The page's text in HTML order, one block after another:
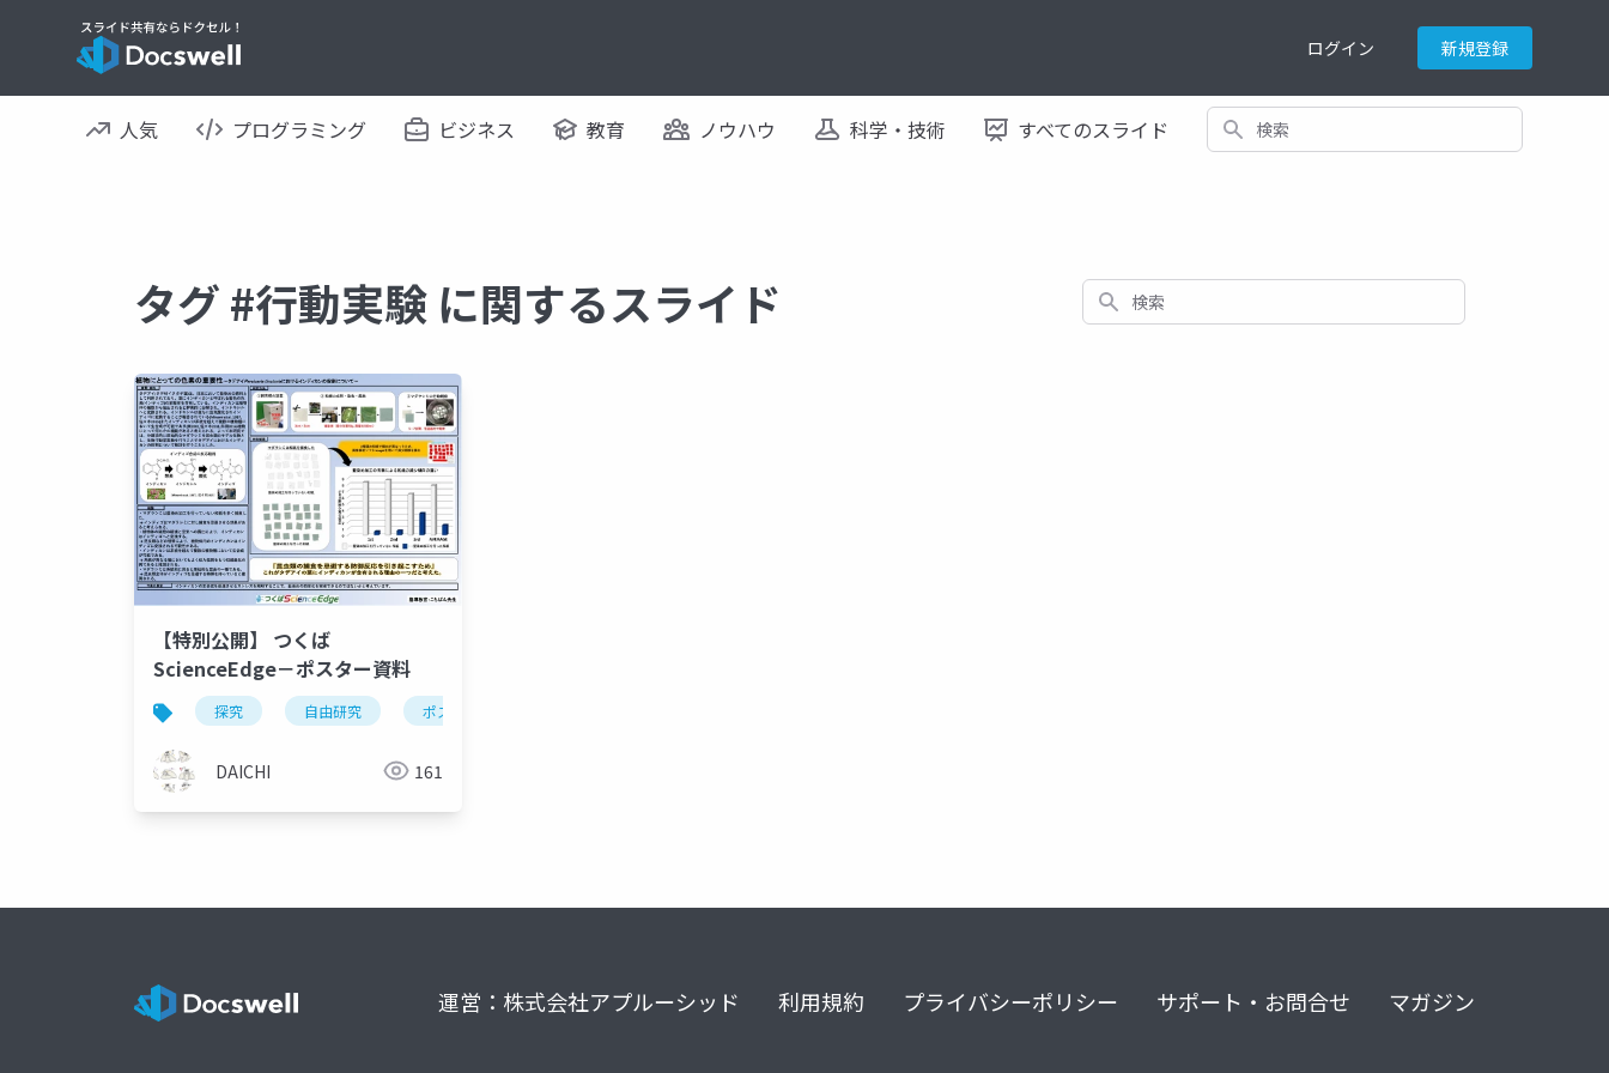
ログイン 新規登録
人気 プログラミング ビジネス 教育 ノウハウ 科学・技術 すべてのスライド 検索
タグ #行動実験 に関するスライド 検索
【特別公開】 つくば
ScienceEdge－ポスター資料
探究 自由研究 ポスター
DAICHI 161
運営：株式会社アプルーシッド 利用規約 プライバシーポリシー サポート・お問合せ マガジン